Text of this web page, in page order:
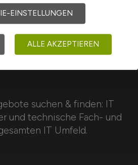
suchen & finden: IT
und technische Fach- und
IT Umfeld.
EINSTELLUNGEN
ALLE AKZEPTIEREN